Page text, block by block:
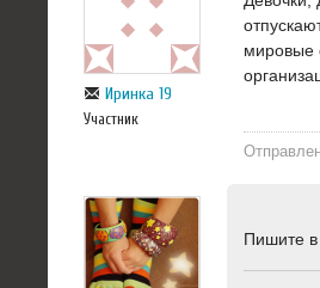
Иринка 19
Участник
мировые
Пишите в